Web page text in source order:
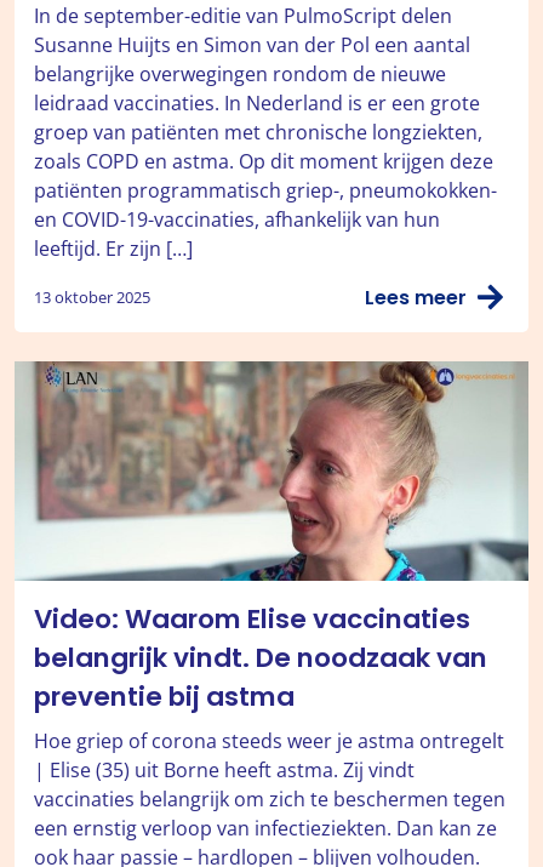
In de september-editie van PulmoScript delen
Susanne Huijts en Simon van der Pol een aantal
belangrijke overwegingen rondom de nieuwe
leidraad vaccinaties. In Nederland is er een grote
groep van patiënten met chronische longziekten,
zoals COPD en astma. Op dit moment krijgen deze
patiënten programmatisch griep-, pneumokokken-
en COVID-19-vaccinaties, afhankelijk van hun
leeftijd. Er zijn […]
13 oktober 2025 Lees meer
Video: Waarom Elise vaccinaties
belangrijk vindt. De noodzaak van
preventie bij astma
Hoe griep of corona steeds weer je astma ontregelt
| Elise (35) uit Borne heeft astma. Zij vindt
vaccinaties belangrijk om zich te beschermen tegen
een ernstig verloop van infectieziekten. Dan kan ze
ook haar passie – hardlopen – blijven volhouden.